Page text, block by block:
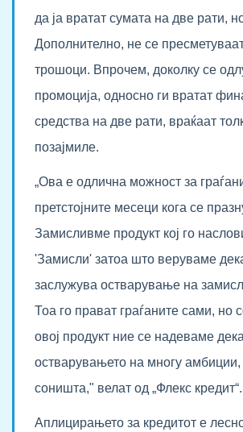
да ја вратат сумата на две рати,
Дополнително, не се
трошоци. Впрочем, доколку се
промоција, односно ги вратат
средства на две рати, враќаат
позајмиле.
„Ова е одлична можност за
претстојните месеци кога се
Замисливме продукт кој го
'Замисли' затоа што веруваме
заслужува остварување на
Тоа го прават граѓаните сами, но
овој продукт ние се надеваме
остварувањето на многу амбиции,
соништа," велат од „Флекс кредит“.
Аплицирањето за кредитот е